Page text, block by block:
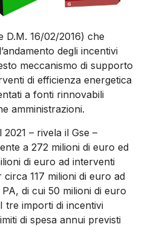
D.M. 16/02/2016) che
degli incentivi
meccanismo di supporto
di efficienza energetica
a fonti rinnovabili
amministrazioni.
2021 – rivela il Gse –
a 272 milioni di euro ed
di euro ad interventi
117 milioni di euro ad
di cui 50 milioni di euro
tre importi di incentivi
di spesa annui previsti